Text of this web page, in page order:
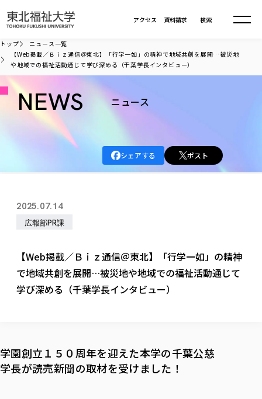
資料請求
アクセス 検索
大学について
大学理念
各種方針
大学の概要
大学の歩み
学生・教職員・卒業生数
校歌の歴史
校章・マーク・カラー
役員・評議員一覧
キャンパス案内
大学の取り組み
大学の取り組み
カリキュラム編成ガイドライン
本学のシラバスについて
一般事業主行動計画
大学広報誌「TFU Newsletter 東北福祉大学通信」
初年次教育（リエゾンゼミⅠ）について
情報公開
寄附行為
ガバナンス・コード
IR情報
学部・大学院
学部・大学院TOP
総合福祉学部
福祉行政学科
共生まちづくり学部
共生まちづくり学部
教育学部
教育学科
健康科学部
健康科学部
産業福祉マネジメント学科
仏教専修科
入学試験
進学相談会
就職状況
取得可能な資格・免許
進路・就職支援
東北福祉大学のキャリア教育
採用ご担当者様へ
在学生の方
課外活動 TOP
体育会・運動サークル紹介
大学指定団体紹介
国際交流
国際交流TOP
海外留学・研修
社会連携・研究
東北福祉大学の研究活動
東北福祉大学の研究活動
生涯教育・キャリア教育TOP
関連法人
トップ
ニュース一覧
【Web掲載／Ｂｉｚ通信＠東北】「行学一如」の精神で地域共創を展開…被災地
や地域での福祉活動通じて学び深める（千葉学長インタビュー）
NEWS ニュース
シェアする ポスト
2025.07.14
広報部PR課
【Web掲載／Ｂｉｚ通信＠東北】「行学一如」の精神
で地域共創を展開…被災地や地域での福祉活動通じて
学び深める（千葉学長インタビュー）
学園創立１５０周年を迎えた本学の千葉公慈
学長が読売新聞の取材を受けました！